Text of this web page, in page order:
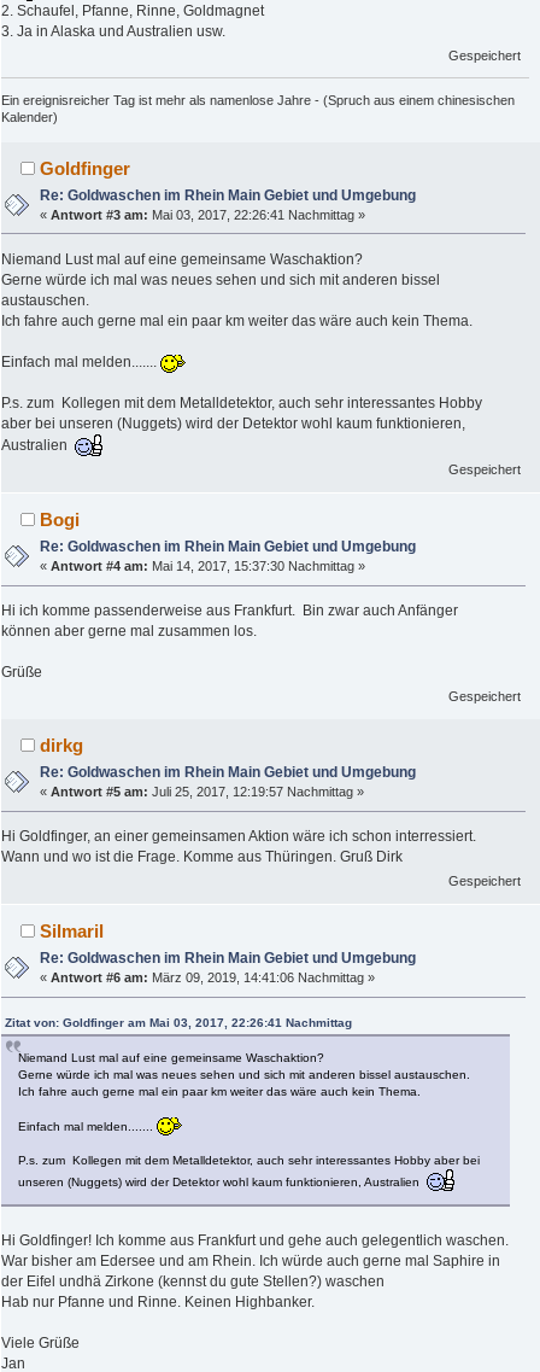
2. Schaufel, Pfanne, Rinne, Goldmagnet
3. Ja in Alaska und Australien usw.
Gespeichert
Ein ereignisreicher Tag ist mehr als namenlose Jahre - (Spruch aus einem chinesischen
Kalender)
Goldfinger
Re: Goldwaschen im Rhein Main Gebiet und Umgebung
«Antwort #3 am: Mai 03, 2017, 22:26:41 Nachmittag »
Niemand Lust mal auf eine gemeinsame Waschaktion?
Gerne würde ich mal was neues sehen und sich mit anderen bissel
austauschen.
Ich fahre auch gerne mal ein paar km weiter das wäre auch kein Thema.
Einfach mal melden.......
P.s. zum Kollegen mit dem Metalldetektor, auch sehr interessantes Hobby
aber bei unseren (Nuggets) wird der Detektor wohl kaum funktionieren,
Australien
Gespeichert
Bogi
Re: Goldwaschen im Rhein Main Gebiet und Umgebung
«Antwort #4 am: Mai 14, 2017, 15:37:30 Nachmittag »
Hi ich komme passenderweise aus Frankfurt. Bin zwar auch Anfänger
können aber gerne mal zusammen los.
Grüße
Gespeichert
dirkg
Re: Goldwaschen im Rhein Main Gebiet und Umgebung
«Antwort #5 am: Juli 25, 2017, 12:19:57 Nachmittag »
Hi Goldfinger, an einer gemeinsamen Aktion wäre ich schon interressiert.
Wann und wo ist die Frage. Komme aus Thüringen. Gruß Dirk
Gespeichert
Silmaril
Re: Goldwaschen im Rhein Main Gebiet und Umgebung
«Antwort #6 am: März 09, 2019, 14:41:06 Nachmittag »
Zitat von: Goldfinger am Mai 03, 2017, 22:26:41 Nachmittag
Niemand Lust mal auf eine gemeinsame Waschaktion?
Gerne würde ich mal was neues sehen und sich mit anderen bissel austauschen.
Ich fahre auch gerne mal ein paar km weiter das wäre auch kein Thema.
Einfach mal melden.......
P.s. zum Kollegen mit dem Metalldetektor, auch sehr interessantes Hobby aber bei
unseren (Nuggets) wird der Detektor wohl kaum funktionieren, Australien
Hi Goldfinger! Ich komme aus Frankfurt und gehe auch gelegentlich waschen.
War bisher am Edersee und am Rhein. Ich würde auch gerne mal Saphire in
der Eifel undhä Zirkone (kennst du gute Stellen?) waschen
Hab nur Pfanne und Rinne. Keinen Highbanker.
Viele Grüße
Jan